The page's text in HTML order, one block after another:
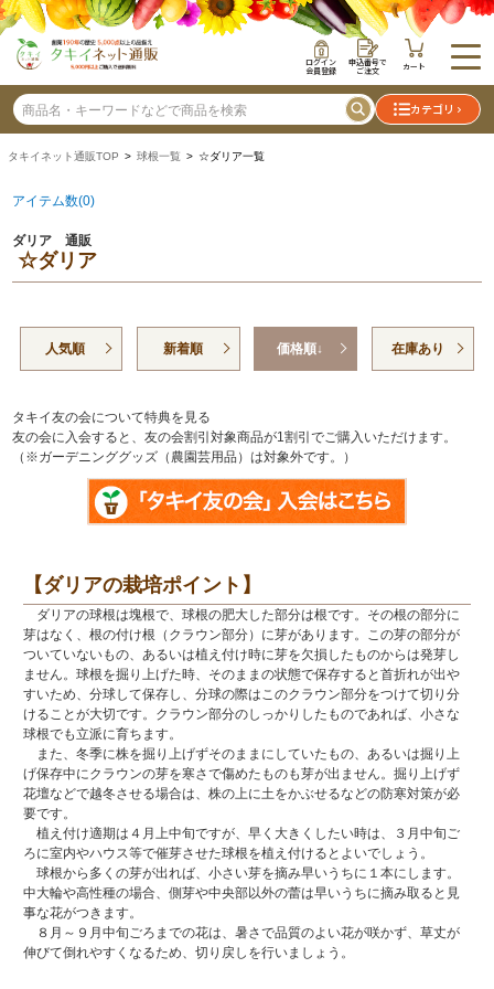
ログイン
会員登録
申込番号で
ご注文 カート
カテゴリ
タキイネット通販TOP > 球根一覧 > ☆ダリア一覧
アイテム数(0)
ダリア 通販
☆ダリア
人気順 新着順 価格順↓ 在庫あり
タキイ友の会について特典を見る
友の会に入会すると、友の会割引対象商品が1割引でご購入いただけます。
（※ガーデニンググッズ（農園芸用品）は対象外です。）
【ダリアの栽培ポイント】
ダリアの球根は塊根で、球根の肥大した部分は根です。その根の部分に
芽はなく、根の付け根（クラウン部分）に芽があります。この芽の部分が
ついていないもの、あるいは植え付け時に芽を欠損したものからは発芽し
ません。球根を掘り上げた時、そのままの状態で保存すると首折れが出や
すいため、分球して保存し、分球の際はこのクラウン部分をつけて切り分
けることが大切です。クラウン部分のしっかりしたものであれば、小さな
球根でも立派に育ちます。
また、冬季に株を掘り上げずそのままにしていたもの、あるいは掘り上
げ保存中にクラウンの芽を寒さで傷めたものも芽が出ません。掘り上げず
花壇などで越冬させる場合は、株の上に土をかぶせるなどの防寒対策が必
要です。
植え付け適期は４月上中旬ですが、早く大きくしたい時は、３月中旬ご
ろに室内やハウス等で催芽させた球根を植え付けるとよいでしょう。
球根から多くの芽が出れば、小さい芽を摘み早いうちに１本にします。
中大輪や高性種の場合、側芽や中央部以外の蕾は早いうちに摘み取ると見
事な花がつきます。
８月～９月中旬ごろまでの花は、暑さで品質のよい花が咲かず、草丈が
伸びて倒れやすくなるため、切り戻しを行いましょう。